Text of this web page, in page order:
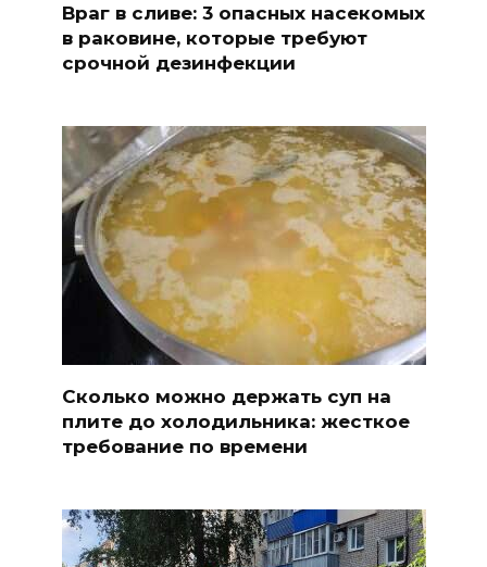
Враг в сливе: 3 опасных насекомых
в раковине, которые требуют
срочной дезинфекции
Сколько можно держать суп на
плите до холодильника: жесткое
требование по времени